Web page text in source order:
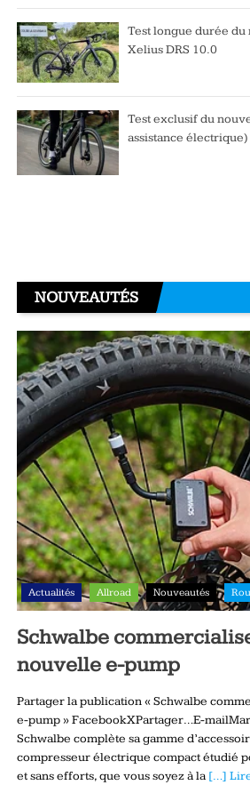
Test longue durée
Xelius DRS 10.0
Test exclusif du
assistance électrique)
NOUVEAUTÉS
Actualités Allroad Nouveautés
Schwalbe
nouvelle e-pump
Partager la publication « Schwalbe
e-pump » FacebookXPartager…E-
Schwalbe complète sa gamme
compresseur électrique compact étudié
et sans efforts, que vous soyez à la […]